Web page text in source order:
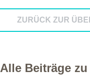
ZURÜCK ZUR
Alle Beiträge